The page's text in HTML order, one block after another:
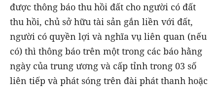
được thông báo thu hồi đất cho người có đất
thu hồi, chủ sở hữu tài sản gắn liền với đất,
người có quyền lợi và nghĩa vụ liên quan (nếu
có) thì thông báo trên một trong các báo hằng
ngày của trung ương và cấp tỉnh trong 03 số
liên tiếp và phát sóng trên đài phát thanh hoặc